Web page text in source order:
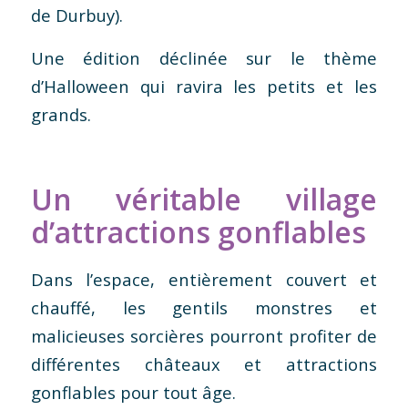
de Durbuy).
Une édition déclinée sur le thème
d’Halloween qui ravira les petits et les
grands.
Un véritable village
d’attractions gonflables
Dans l’espace, entièrement couvert et
chauffé, les gentils monstres et
malicieuses sorcières pourront profiter de
différentes châteaux et attractions
gonflables pour tout âge.